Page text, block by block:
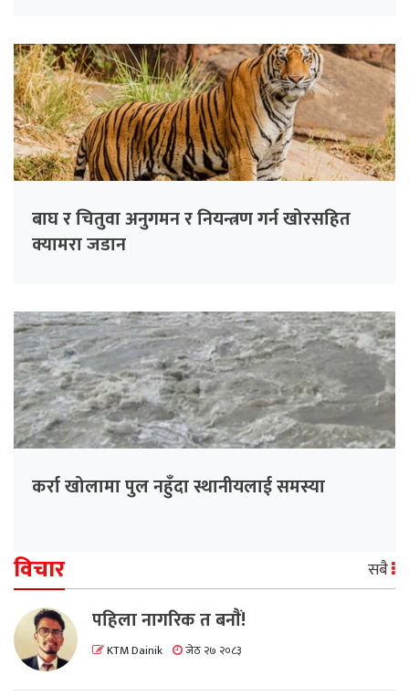
बाघ र चितुवा अनुगमन र नियन्त्रण गर्न खोरसहित
क्यामरा जडान
कर्रा खोलामा पुल नहुँदा स्थानीयलाई समस्या
विचार सबै
पहिला नागरिक त बनाैं!
KTM Dainik जेठ २७ २०८३